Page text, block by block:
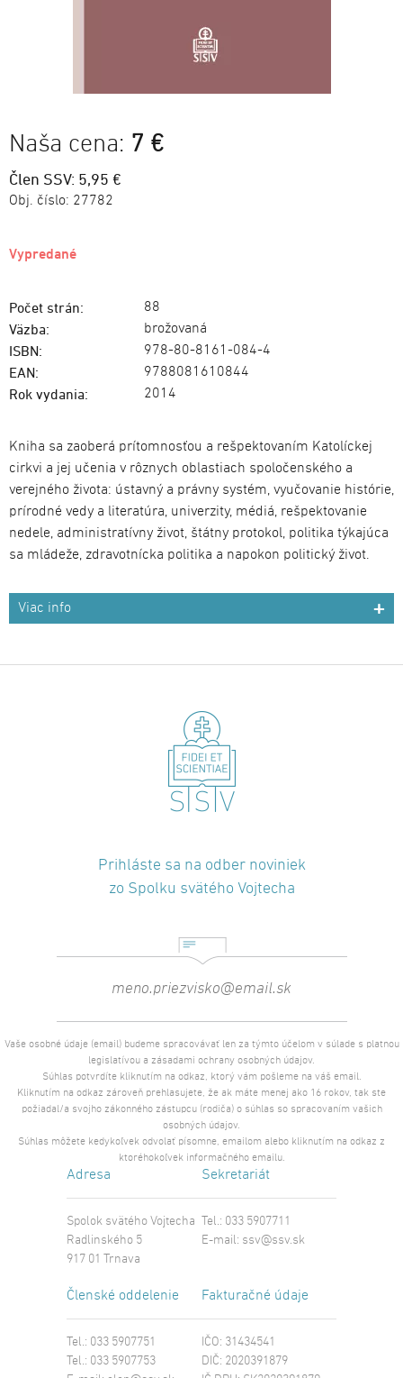
Naša cena: 7 €
Člen SSV: 5,95 €
Obj. číslo: 27782
Vypredané
Počet strán: 88
Väzba: brožovaná
ISBN: 978-80-8161-084-4
EAN: 9788081610844
Rok vydania: 2014
Kniha sa zaoberá prítomnosťou a rešpektovaním Katolíckej
cirkvi a jej učenia v rôznych oblastiach spoločenského a
verejného života: ústavný a právny systém, vyučovanie histórie,
prírodné vedy a literatúra, univerzity, médiá, rešpektovanie
nedele, administratívny život, štátny protokol, politika týkajúca
sa mládeže, zdravotnícka politika a napokon politický život.
Viac info
Prihláste sa na odber noviniek
zo Spolku svätého Vojtecha
Vaše osobné údaje (email) budeme spracovávať len za týmto účelom v súlade s platnou
legislatívou a zásadami ochrany osobných údajov.
Súhlas potvrdíte kliknutím na odkaz, ktorý vám pošleme na váš email.
Kliknutím na odkaz zároveň prehlasujete, že ak máte menej ako 16 rokov, tak ste
požiadal/a svojho zákonného zástupcu (rodiča) o súhlas so spracovaním vašich
osobných údajov.
Súhlas môžete kedykoľvek odvolať písomne, emailom alebo kliknutím na odkaz z
ktoréhokoľvek informačného emailu.
Adresa
Spolok svätého Vojtecha
Radlinského 5
917 01 Trnava
Sekretariát
Tel.: 033 5907711
E-mail: ssv@ssv.sk
Členské oddelenie
Tel.: 033 5907751
Tel.: 033 5907753
Fakturačné údaje
IČO: 31434541
DIČ: 2020391879